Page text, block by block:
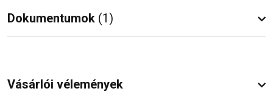
Dokumentumok (1)
Vásárlói vélemények